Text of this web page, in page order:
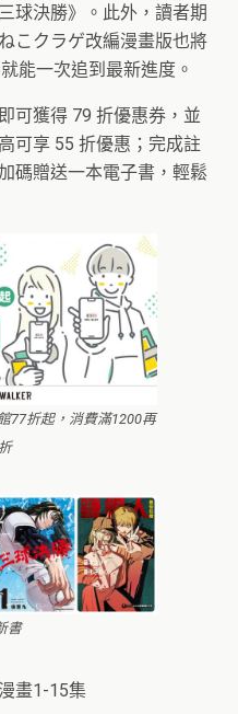
球決勝》。此外，讀者期
こクラゲ改編漫畫版也將
能一次追到最新進度。
可獲得 79 折優惠券，並
可享 55 折優惠；完成註
碼贈送一本電子書，輕鬆
77折起，消費滿1200再
書
畫1-15集